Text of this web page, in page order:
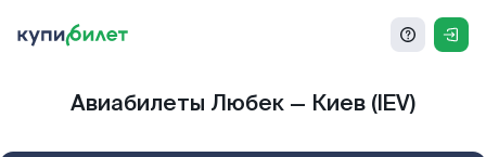
Авиабилеты Любек — Киев (IEV)